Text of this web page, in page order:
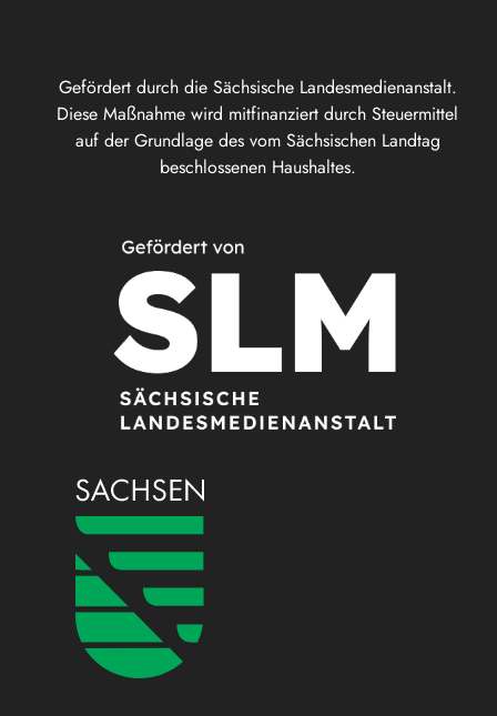
Gefördert durch die Sächsische Landesmedienanstalt.
Diese Maßnahme wird mitfinanziert durch Steuermittel
auf der Grundlage des vom Sächsischen Landtag
beschlossenen Haushaltes.